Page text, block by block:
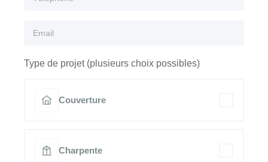
Type de projet (plusieurs choix possibles)
Couverture
Charpente